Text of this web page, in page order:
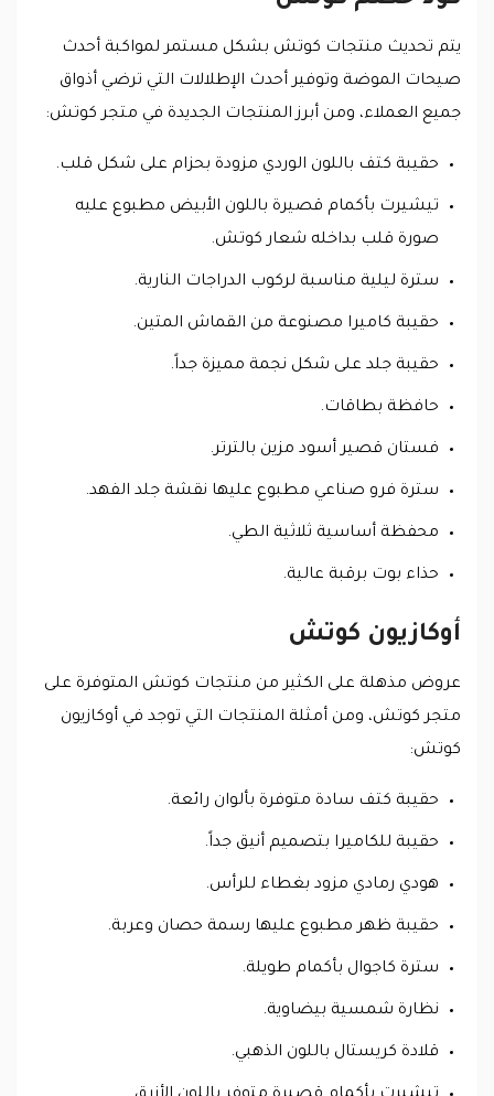
يتم تحديث منتجات كوتش بشكل مستمر لمواكبة أحدث
صيحات الموضة وتوفير أحدث الإطلالات التي ترضي أذواق
جميع العملاء، ومن أبرز المنتجات الجديدة في متجر كوتش:
حقيبة كتف باللون الوردي مزودة بحزام على شكل قلب.
تيشيرت بأكمام قصيرة باللون الأبيض مطبوع عليه
صورة قلب بداخله شعار كوتش.
سترة ليلية مناسبة لركوب الدراجات النارية.
حقيبة كاميرا مصنوعة من القماش المتين.
حقيبة جلد على شكل نجمة مميزة جداً.
حافظة بطاقات.
فستان قصير أسود مزين بالترتر.
سترة فرو صناعي مطبوع عليها نقشة جلد الفهد.
محفظة أساسية ثلاثية الطي.
حذاء بوت برقبة عالية.
أوكازيون كوتش
عروض مذهلة على الكثير من منتجات كوتش المتوفرة على
متجر كوتش، ومن أمثلة المنتجات التي توجد في أوكازيون
كوتش:
حقيبة كتف سادة متوفرة بألوان رائعة.
حقيبة للكاميرا بتصميم أنيق جداً.
هودي رمادي مزود بغطاء للرأس.
حقيبة ظهر مطبوع عليها رسمة حصان وعربة.
سترة كاجوال بأكمام طويلة.
نظارة شمسية بيضاوية.
قلادة كريستال باللون الذهبي.